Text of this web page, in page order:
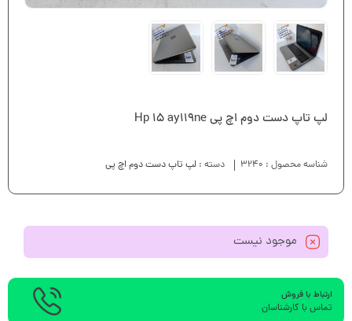
لپ تاپ دست دوم اچ پی Hp 15 ay119ne
شناسه محصول : 3240 دسته : لپ تاپ دست دوم اچ پی
موجود نیست
ارتباط با فروش
تماس با کارشناسان